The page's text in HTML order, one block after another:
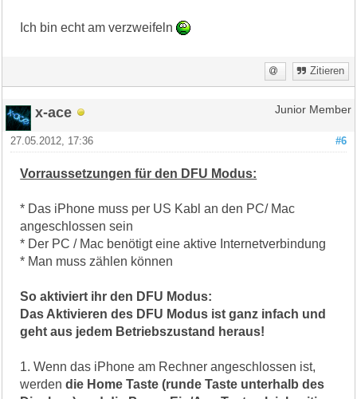
Ich bin echt am verzweifeln
Zitieren
x-ace Junior Member
#6
27.05.2012, 17:36
Vorraussetzungen für den DFU Modus:
* Das iPhone muss per US Kabl an den PC/ Mac
angeschlossen sein
* Der PC / Mac benötigt eine aktive Internetverbindung
* Man muss zählen können
So aktiviert ihr den DFU Modus:
Das Aktivieren des DFU Modus ist ganz infach und
geht aus jedem Betriebszustand heraus!
1. Wenn das iPhone am Rechner angeschlossen ist,
werdendie Home Taste (runde Taste unterhalb des